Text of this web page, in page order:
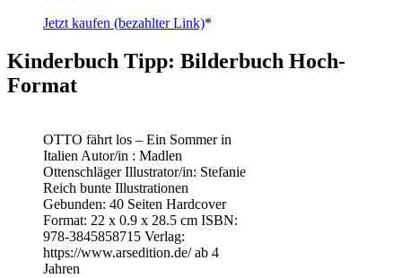
Jetzt kaufen (bezahlter Link)*
Kinderbuch Tipp: Bilderbuch Hoch-
Format
OTTO fährt los – Ein Sommer in
Italien Autor/in : Madlen
Ottenschläger Illustrator/in: Stefanie
Reich bunte Illustrationen
Gebunden: 40 Seiten Hardcover
Format: 22 x 0.9 x 28.5 cm ISBN: ‎
978-3845858715 Verlag:
https://www.arsedition.de/ ab 4
Jahren